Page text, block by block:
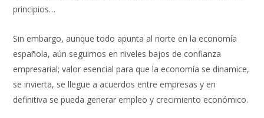
principios…
Sin embargo, aunque todo apunta al norte en la economía
española, aún seguimos en niveles bajos de confianza
empresarial; valor esencial para que la economía se dinamice,
se invierta, se llegue a acuerdos entre empresas y en
definitiva se pueda generar empleo y crecimiento económico.